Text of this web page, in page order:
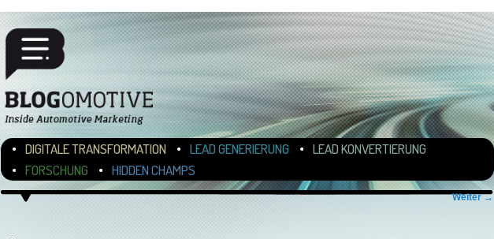
Hauptmenü
ZUM INHALT WECHSELN
ZUM SEKUNDÄREN INHALT WECHSELN
DIGITALE TRANSFORMATION LEAD GENERIERUNG
LEAD KONVERTIERUNG
FORSCHUNG
HIDDEN CHAMPS
Bilder-Navigation Weiter →